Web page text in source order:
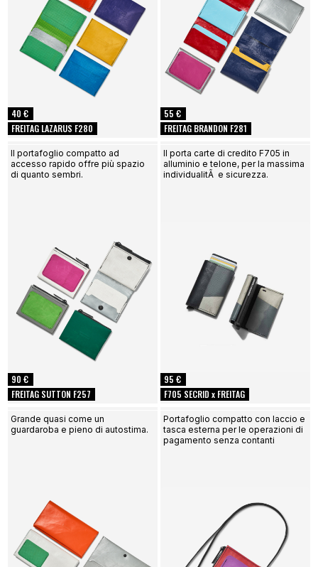
FREITAG LAZARUS F280
40 €
FREITAG BRANDON F281
55 €
FREITAG SUTTON F257
90 €
Il portafoglio compatto ad
accesso rapido offre più spazio
di quanto sembri.
F705 SECRID x FREITAG
95 €
Il porta carte di credito F705 in
alluminio e telone, per la massima
individualitÃ e sicurezza.
Grande quasi come un
guardaroba e pieno di autostima.
Portafoglio compatto con laccio e
tasca esterna per le operazioni di
pagamento senza contanti